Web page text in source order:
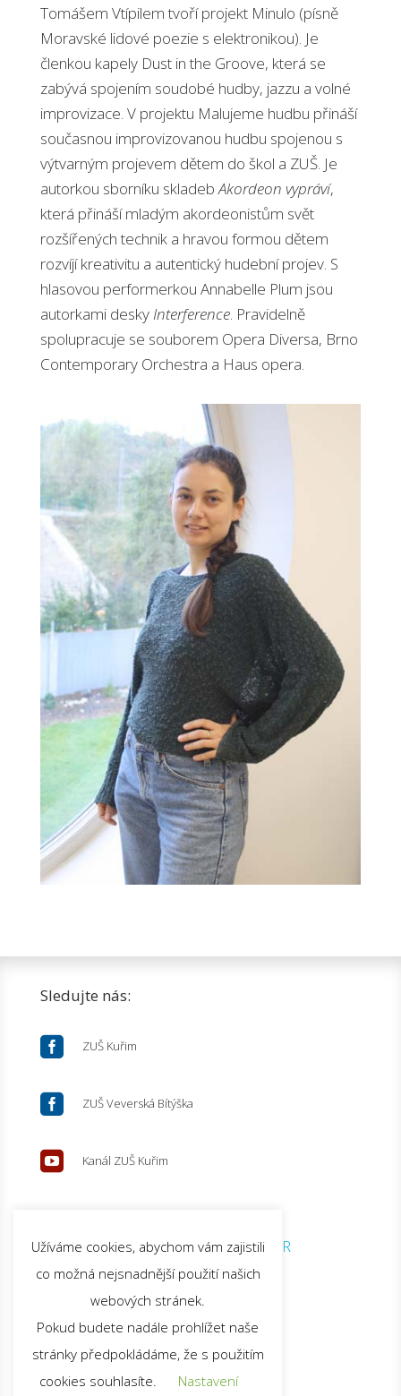
Tomášem Vtípilem tvoří projekt Minulo (písně
Moravské lidové poezie s elektronikou). Je
členkou kapely Dust in the Groove, která se
zabývá spojením soudobé hudby, jazzu a volné
improvizace. V projektu Malujeme hudbu přináší
současnou improvizovanou hudbu spojenou s
výtvarným projevem dětem do škol a ZUŠ. Je
autorkou sborníku skladebAkordeon vypráví,
která přináší mladým akordeonistům svět
rozšířených technik a hravou formou dětem
rozvíjí kreativitu a autentický hudební projev. S
hlasovou performerkou Annabelle Plum jsou
autorkami deskyInterference. Pravidelně
spolupracuje se souborem Opera Diversa, Brno
Contemporary Orchestra a Haus opera.
Sledujte nás:
 ZUŠ Kuřim
 ZUŠ Veverská Bítýška
 Kanál ZUŠ Kuřim
© 2026 ZUŠ Kuřim |GDPR
Užíváme cookies, abychom vám zajistili
co možná nejsnadnější použití našich
webových stránek.
Pokud budete nadále prohlížet naše
stránky předpokládáme, že s použitím
cookies souhlasíte.
Nastavení